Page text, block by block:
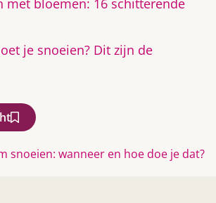
je snoeien? Dit zijn de
snoeien: wanneer en hoe doe je dat?